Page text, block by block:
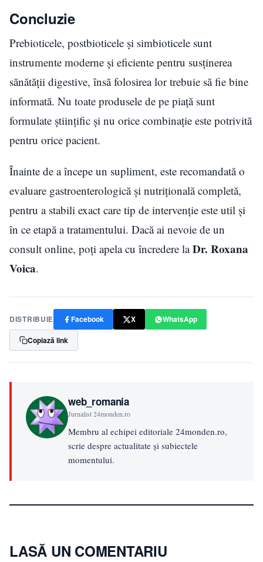
Concluzie
Prebioticele, postbioticele și simbioticele sunt
instrumente moderne și eficiente pentru susținerea
sănătății digestive, însă folosirea lor trebuie să fie bine
informată. Nu toate produsele de pe piață sunt
formulate științific și nu orice combinație este potrivită
pentru orice pacient.
Înainte de a începe un supliment, este recomandată o
evaluare gastroenterologică și nutrițională completă,
pentru a stabili exact care tip de intervenție este util și
în ce etapă a tratamentului. Dacă ai nevoie de un
consult online, poţi apela cu încredere laDr. Roxana
Voica.
DISTRIBUIE Facebook X
WhatsApp
Copiază link
web_romania
Jurnalist 24monden.ro
Membru al echipei editoriale 24monden.ro,
scrie despre actualitate și subiectele
momentului.
LASĂ UN COMENTARIU